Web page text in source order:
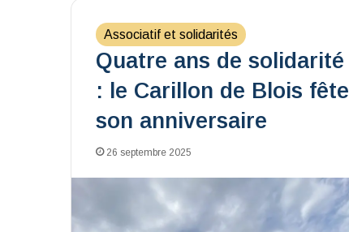
Associatif et solidarités
Quatre ans de solidarité
: le Carillon de Blois fête
son anniversaire
26 septembre 2025